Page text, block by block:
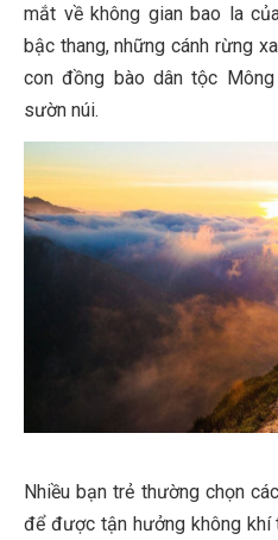
mắt về không gian bao la
bậc thang, những cánh rừng
con đồng bào dân tộc
sườn núi.
Nhiều bạn trẻ thường chọn
để được tận hưởng không khí